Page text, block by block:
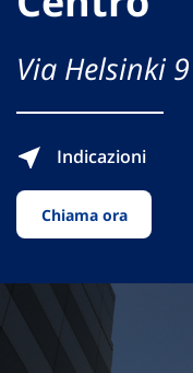
Via Helsinki 9
Indicazioni
Chiama ora